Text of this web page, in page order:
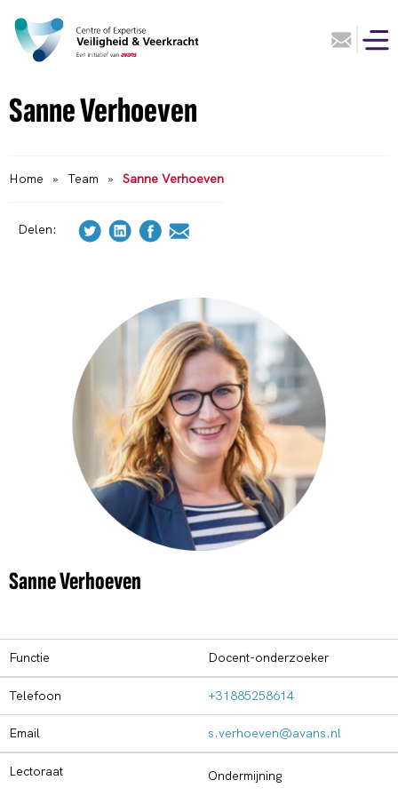
Sanne Verhoeven
Home » Team » Sanne Verhoeven
Delen:
Sanne Verhoeven
Functie Docent-onderzoeker
Telefoon +31885258614
Email s.verhoeven@avans.nl
Lectoraat Ondermijning